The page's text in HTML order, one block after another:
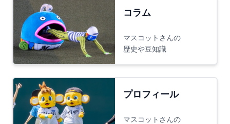
コラム
マスコットさんの
歴史や豆知識
プロフィール
マスコットさんの